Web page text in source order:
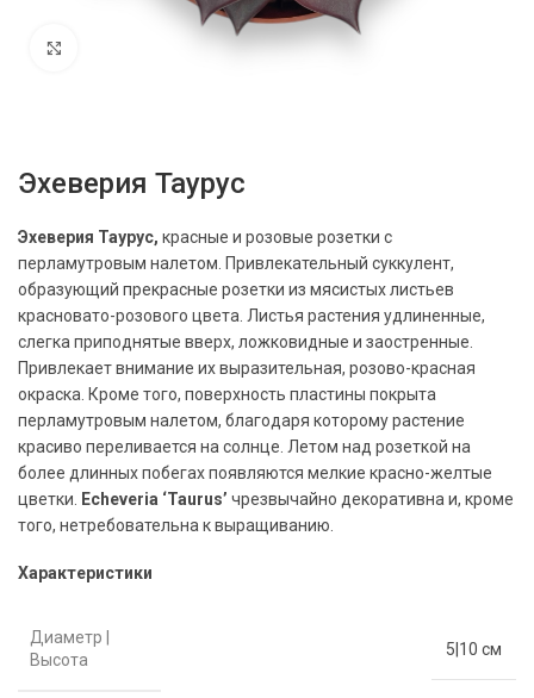
Нажмите, чтобы увеличить
Эхеверия Таурус
Эхеверия Таурус, красные и розовые розетки с
перламутровым налетом. Привлекательный суккулент,
образующий прекрасные розетки из мясистых листьев
красновато-розового цвета. Листья растения удлиненные,
слегка приподнятые вверх, ложковидные и заостренные.
Привлекает внимание их выразительная, розово-красная
окраска. Кроме того, поверхность пластины покрыта
перламутровым налетом, благодаря которому растение
красиво переливается на солнце. Летом над розеткой на
более длинных побегах появляются мелкие красно-желтые
цветки.
Echeveria ‘Taurus’ чрезвычайно декоративна и, кроме
того, нетребовательна к выращиванию.
Характеристики
Диаметр |
Высота
5|10 см